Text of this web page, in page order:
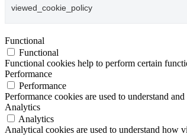
viewed_cookie_policy
Functional
Functional
Functional cookies help to perform certain
Performance
Performance
Performance cookies are used to understand
Analytics
Analytics
Analytical cookies are used to understand how